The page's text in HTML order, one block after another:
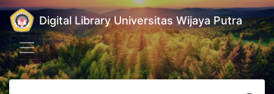
Digital Library Universitas Wijaya Putra